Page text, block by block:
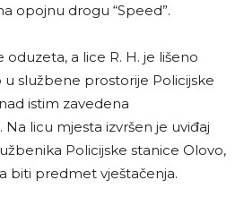
opojnu drogu “Speed”.
a lice R. H. je lišeno
službene prostorije Policijske
istim zavedena
licu mjesta izvršen je uviđaj
Policijske stanice Olovo,
biti predmet vještačenja.